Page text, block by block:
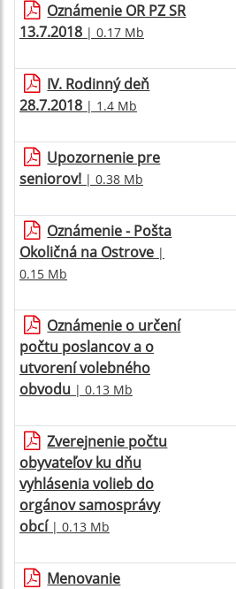
Oznámenie OR PZ SR
13.7.2018 | 0.17 Mb
IV. Rodinný deň
28.7.2018 | 1.4 Mb
Upozornenie pre
seniorov! | 0.38 Mb
Oznámenie - Pošta
Okoličná na Ostrove |
0.15 Mb
Oznámenie o určení
počtu poslancov a o
utvorení volebného
obvodu | 0.13 Mb
Zverejnenie počtu
obyvateľov ku dňu
vyhlásenia volieb do
orgánov samosprávy
obcí| 0.13 Mb
Menovanie